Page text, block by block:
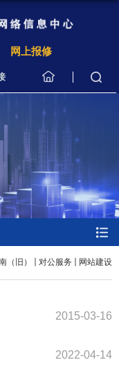
网上报修
（旧） 对公服务 网站建设
2015-03-16
2022-04-14